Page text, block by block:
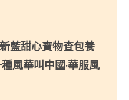
藍甜心寶物查包養
風華叫中國·華服風